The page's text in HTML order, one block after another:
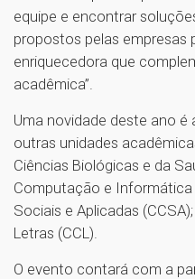
equipe e encontrar
propostos pelas empresas
enriquecedora que
acadêmica”.
Uma novidade deste ano
outras unidades
Ciências Biológicas e da
Computação e Informática
Sociais e Aplicadas
Letras (CCL).
O evento contará com a